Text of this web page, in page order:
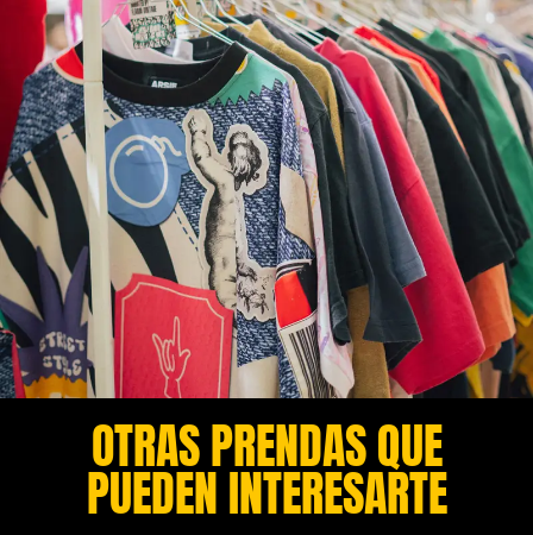
OTRAS PRENDAS QUE
PUEDEN INTERESARTE​